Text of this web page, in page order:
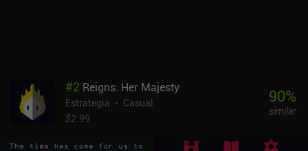
#2 Reigns: Her Majesty
Estrategia
Casual
$2.99
90%
similar